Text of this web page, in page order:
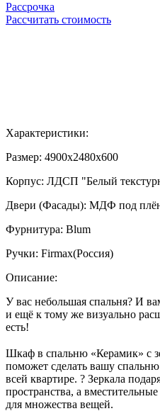
Рассрочка
Рассчитать стоимость
Характеристики:
Размер: 4900х2480х600
Корпус: ЛДСП "Белый
Двери (Фасады): МДФ под
Фурнитура: Blum
Ручки: Firmax(Россия)
Описание:
У вас небольшая спальня? И
и ещё к тому же визуально
есть!
Шкаф в спальню «Керамик» с
поможет сделать вашу
всей квартире. ? Зеркала
пространства, а
для множества вещей.